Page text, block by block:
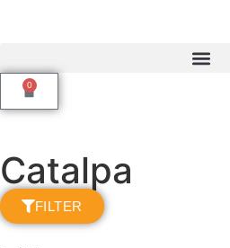
0
Catalpa
FILTER